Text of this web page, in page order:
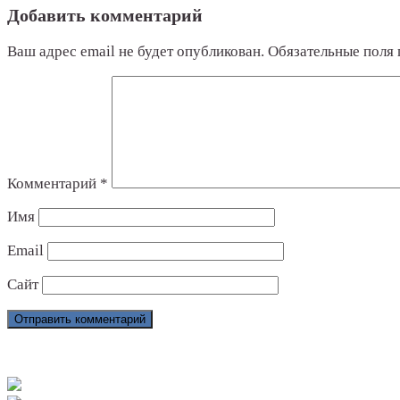
Добавить комментарий
Ваш адрес email не будет опубликован. Обязательные
Комментарий *
Имя
Email
Сайт